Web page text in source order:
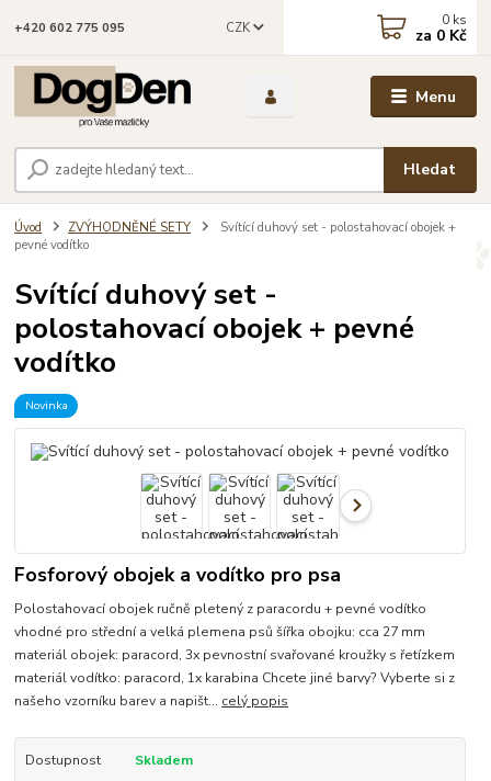
Menu
CZK
Hledat
+420 602 775 095 0 ks
za 0 Kč
Úvod ZVÝHODNĚNÉ SETY
Svítící duhový set - polostahovací obojek +
pevné vodítko
Svítící duhový set -
polostahovací obojek + pevné
vodítko
Novinka
Fosforový obojek a vodítko pro psa
Polostahovací obojek ručně pletený z paracordu + pevné vodítko
vhodné pro střední a velká plemena psů šířka obojku: cca 27 mm
materiál obojek: paracord, 3x pevnostní svařované kroužky s řetízkem
materiál vodítko: paracord, 1x karabina Chcete jiné barvy? Vyberte si z
našeho vzorníku barev a napišt... celý popis
Dostupnost
Skladem